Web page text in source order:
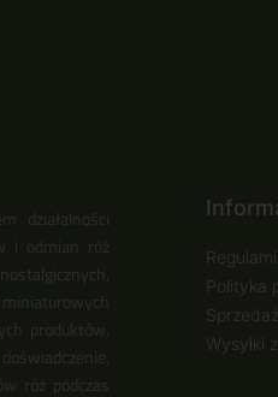
działalności
i odmian róż
produktów,
róż podczas
Polityka
Sprzedaż
Wysyłki